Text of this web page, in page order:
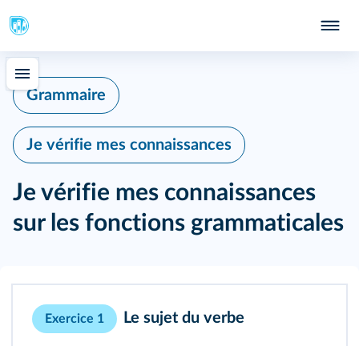
Grammaire
Je vérifie mes connaissances
Je vérifie mes connaissances
sur les fonctions grammaticales
Exercice 1 Le sujet du verbe